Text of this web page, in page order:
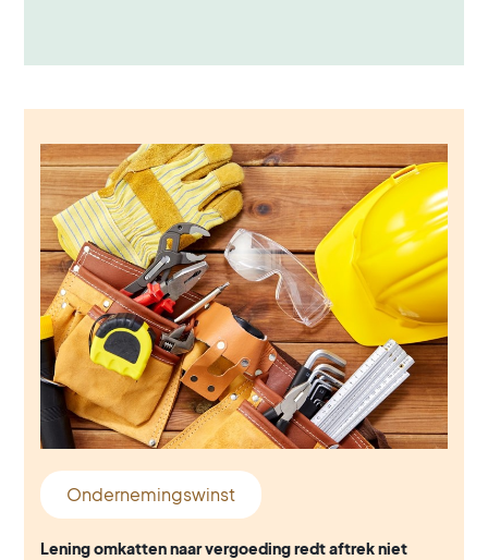
Ondernemingswinst
Lening omkatten naar vergoeding redt aftrek niet